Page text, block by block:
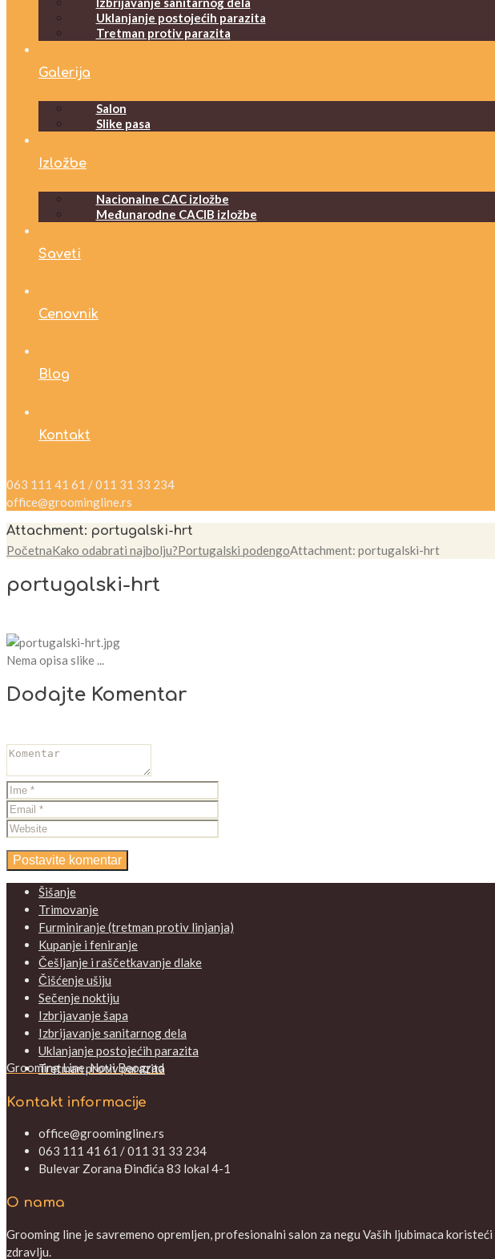
Uklanjanje postojećih parazita
Tretman protiv parazita
Galerija
Salon
Slike pasa
Izložbe
Nacionalne CAC izložbe
Međunarodne CACIB izložbe
Saveti
Cenovnik
Blog
Kontakt
063 111 41 61 / 011 31 33 234
office@groomingline.rs
Attachment: portugalski-hrt
PočetnaKako odabrati najbolju?Portugalski podengoAttachment: portugalski-hrt
portugalski-hrt
Nema opisa slike ...
Dodajte Komentar
Šišanje
Trimovanje
Furminiranje (tretman protiv linjanja)
Kupanje i feniranje
Češljanje i raščetkavanje dlake
Čišćenje ušiju
Sečenje noktiju
Izbrijavanje šapa
Izbrijavanje sanitarnog dela
Uklanjanje postojećih parazita
Tretman protiv parazita
Grooming Line, Novi Beograd
Kontakt informacije
office@groomingline.rs
063 111 41 61 / 011 31 33 234
Bulevar Zorana Đinđića 83 lokal 4-1
O nama
Grooming line je savremeno opremljen, profesionalni salon za negu Vaših ljubimaca
zdravlju.